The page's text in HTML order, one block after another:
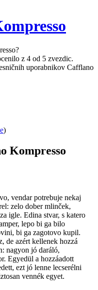
z 4 od 5 zvezdic.
uporabnikov Cafflano
)
Kompresso
vendar potrebuje nekaj
zelo dober mlinček,
igle. Edina stvar, s katero
lepo bi ga bilo
bi ga zagotovo kupil.
de azért kellenek hozzá
nagyon jó daráló,
Egyedül a hozzáadott
ezt jó lenne lecserélni
vennék egyet.